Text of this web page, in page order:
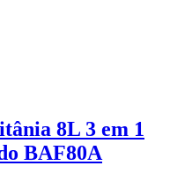
8L 3 em 1
BAF80A